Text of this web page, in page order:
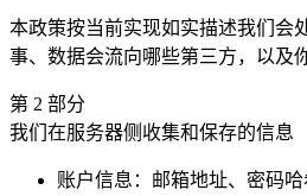
本政策按当前实现如实描述我们会
事、数据会流向哪些第三方，以及
第 2 部分
我们在服务器侧收集和保存的信息
账户信息：邮箱地址、密码